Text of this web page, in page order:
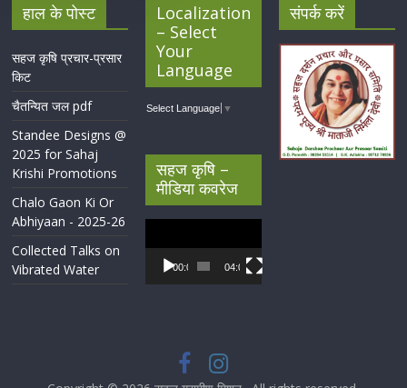
हाल के पोस्ट
सहज कृषि प्रचार-प्रसार
किट
चैतन्यित जल pdf
Standee Designs @
2025 for Sahaj
Krishi Promotions
Chalo Gaon Ki Or
Abhiyaan - 2025-26
Collected Talks on
Vibrated Water
Localization
– Select
Your
Language
Select Language ▼
सहज कृषि –
मीडिया कवरेज
Player
00:00 04:07
संपर्क करें